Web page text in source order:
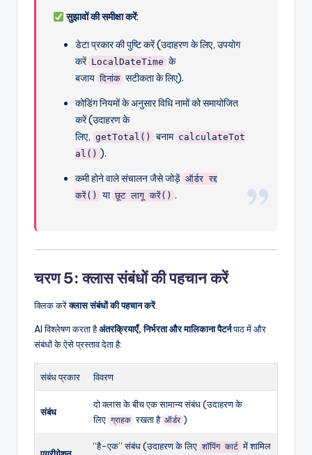
सुझावों की समीक्षा करें:
डेटा प्रकार की पुष्टि करें (उदाहरण के लिए, उपयोग
करें LocalDateTime के
बजाय दिनांक सटीकता के लिए).
कोडिंग नियमों के अनुसार विधि नामों को समायोजित
करें (उदाहरण के
लिए, getTotal() बनाम calculateTot
al() ).
कमी होने वाले संचालन जैसे जोड़ें ऑर्डर रद्द
करें()
या छूट लागू करें() .
चरण 5: क्लास संबंधों की पहचान करें
क्लिक करेंक्लास संबंधों की पहचान करें.
AI विश्लेषण करता हैअंतरक्रियाएँ, निर्भरता और मालिकाना पैटर्नपाठ में और
संबंधों के ऐसे प्रस्ताव देता है:
संबंध प्रकार विवरण
संबंध
दो क्लास के बीच एक सामान्य संबंध (उदाहरण के
लिए ग्राहक रखता है ऑर्डर )
“है-एक” संबंध (उदाहरण के लिए शॉपिंग कार्ट में शामिल